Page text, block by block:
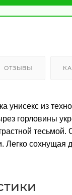
ОТЗЫВЫ
унисекс из
горловины
тесьмой.
Легко